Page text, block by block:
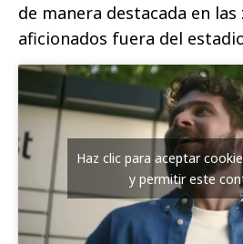
de manera destacada en las
aficionados fuera del
Haz clic para aceptar
y permitir este